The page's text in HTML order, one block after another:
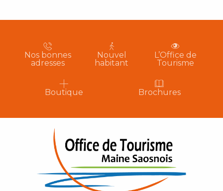
Nos bonnes
adresses
Nouvel
habitant
L’Office de
Tourisme
Boutique Brochures